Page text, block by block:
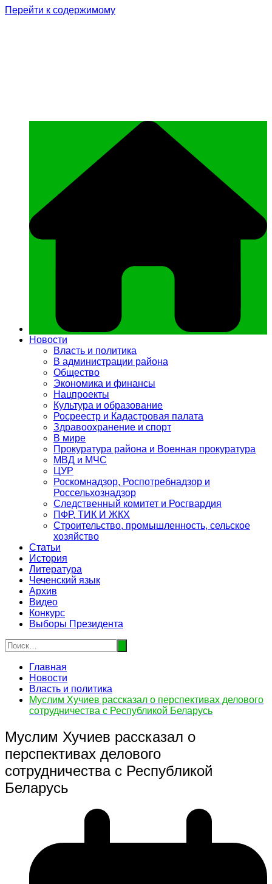
Перейти к содержимому
Новости
Власть и политика
В администрации района
Общество
Экономика и финансы
Нацпроекты
Культура и образование
Росреестр и Кадастровая палата
Здравоохранение и спорт
В мире
Прокуратура района и Военная прокуратура
МВД и МЧС
ЦУР
Роскомнадзор, Роспотребнадзор и
Россельхознадзор
Следственный комитет и Росгвардия
ПФР, ТИК И ЖКХ
Строительство, промышленность, сельское
хозяйство
Статьи
История
Литература
Чеченский язык
Архив
Видео
Конкурс
Выборы Президента
Главная
Новости
Власть и политика
Муслим Хучиев рассказал о перспективах делового
сотрудничества с Республикой Беларусь
Муслим Хучиев рассказал о
перспективах делового
сотрудничества с Республикой
Беларусь